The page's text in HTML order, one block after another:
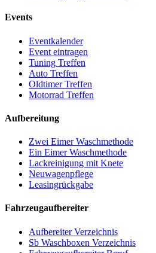
Events
Eventkalender
Event eintragen
Tuning Treffen
Auto Treffen
Oldtimer Treffen
Motorrad Treffen
Aufbereitung
Zwei Eimer Waschmethode
Ein Eimer Waschmethode
Lackreinigung mit Knete
Neuwagenpflege
Leasingrückgabe
Fahrzeugaufbereiter
Aufbereiter Verzeichnis
Sb Waschboxen Verzeichnis